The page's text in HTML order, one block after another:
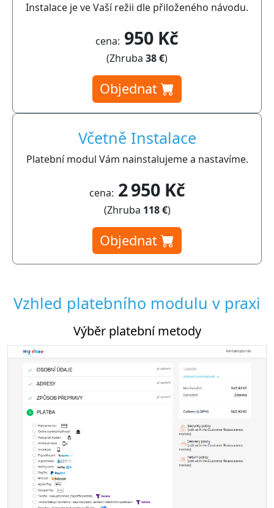
Instalace je ve Vaší režii dle přiloženého návodu.
cena: 950 Kč
(Zhruba 38 €)
Objednat
Včetně Instalace
Platební modul Vám nainstalujeme a nastavíme.
cena: 2 950 Kč
(Zhruba 118 €)
Objednat
Vzhled platebního modulu v praxi
Nastavení platebního